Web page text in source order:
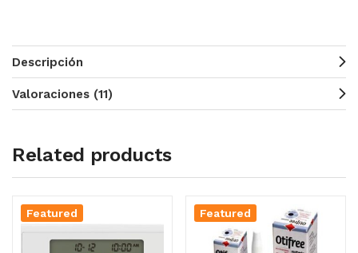
Descripción
Valoraciones (11)
Related products
Featured Featured